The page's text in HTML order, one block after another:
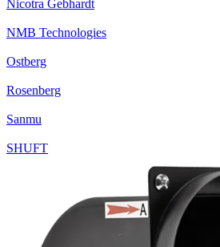
Nicotra Gebhardt
NMB Technologies
Ostberg
Rosenberg
Sanmu
SHUFT